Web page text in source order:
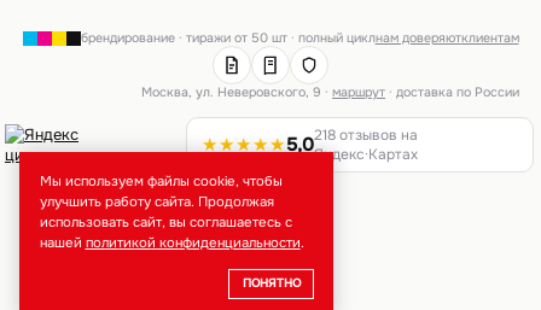
брендирование · тиражи от 50 шт · полный циклнам доверяютклиентам
Москва, ул. Неверовского, 9 ·маршрут · доставка по России
★★★★★5,0218 отзывов на
Яндекс·Картах
Мы используем файлы cookie, чтобы
улучшить работу сайта. Продолжая
использовать сайт, вы соглашаетесь с
нашей политикой конфиденциальности.
ПОНЯТНО